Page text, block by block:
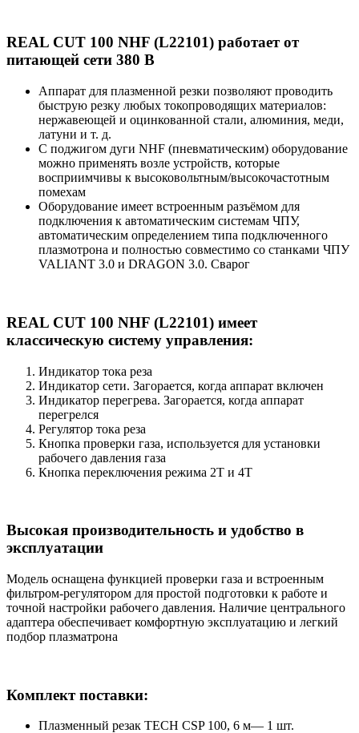
REAL CUT 100 NHF (L22101) работает от
питающей сети 380 В
Аппарат для плазменной резки позволяют проводить
быструю резку любых токопроводящих материалов:
нержавеющей и оцинкованной стали, алюминия, меди,
латуни и т. д.
С поджигом дуги NHF (пневматическим) оборудование
можно применять возле устройств, которые
восприимчивы к высоковольтным/высокочастотным
помехам
Оборудование имеет встроенным разъёмом для
подключения к автоматическим системам ЧПУ,
автоматическим определением типа подключенного
плазмотрона и полностью совместимо со станками ЧПУ
VALIANT 3.0 и DRAGON 3.0. Сварог
REAL CUT 100 NHF (L22101) имеет
классическую систему управления:
Индикатор тока реза
Индикатор сети. Загорается, когда аппарат включен
Индикатор перегрева. Загорается, когда аппарат
перегрелся
Регулятор тока реза
Кнопка проверки газа, используется для установки
рабочего давления газа
Кнопка переключения режима 2T и 4T
Высокая производительность и удобство в
эксплуатации
Модель оснащена функцией проверки газа и встроенным
фильтром-регулятором для простой подготовки к работе и
точной настройки рабочего давления. Наличие центрального
адаптера обеспечивает комфортную эксплуатацию и легкий
подбор плазматрона
Комплект поставки:
Плазменный резак TECH CSP 100, 6 м— 1 шт.